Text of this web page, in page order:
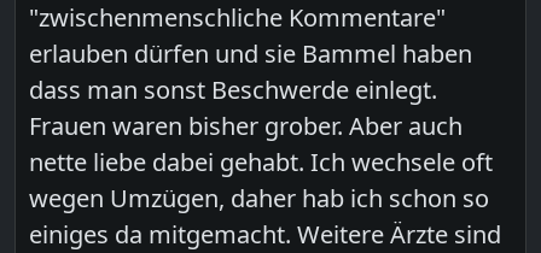
"zwischenmenschliche Kommentare"
erlauben dürfen und sie Bammel haben
dass man sonst Beschwerde einlegt.
Frauen waren bisher grober. Aber auch
nette liebe dabei gehabt. Ich wechsele oft
wegen Umzügen, daher hab ich schon so
einiges da mitgemacht. Weitere Ärzte sind